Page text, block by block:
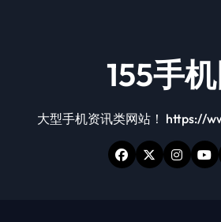
155手
大型手机资讯类网站！ https://